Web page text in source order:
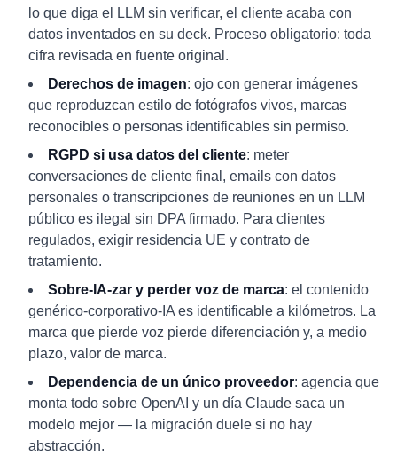
lo que diga el LLM sin verificar, el cliente acaba con
datos inventados en su deck. Proceso obligatorio: toda
cifra revisada en fuente original.
Derechos de imagen: ojo con generar imágenes
que reproduzcan estilo de fotógrafos vivos, marcas
reconocibles o personas identificables sin permiso.
RGPD si usa datos del cliente: meter
conversaciones de cliente final, emails con datos
personales o transcripciones de reuniones en un LLM
público es ilegal sin DPA firmado. Para clientes
regulados, exigir residencia UE y contrato de
tratamiento.
Sobre-IA-zar y perder voz de marca: el contenido
genérico-corporativo-IA es identificable a kilómetros. La
marca que pierde voz pierde diferenciación y, a medio
plazo, valor de marca.
Dependencia de un único proveedor: agencia que
monta todo sobre OpenAI y un día Claude saca un
modelo mejor — la migración duele si no hay
abstracción.